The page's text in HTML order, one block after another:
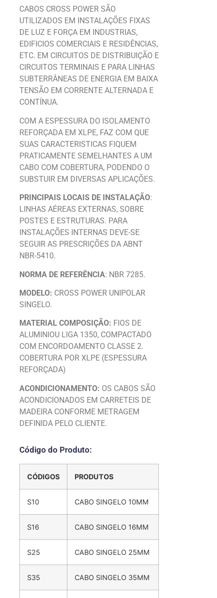
CABOS CROSS POWER SÃO
UTILIZADOS EM INSTALAÇÕES FIXAS
DE LUZ E FORÇA EM INDUSTRIAS,
EDIFICIOS COMERCIAIS E RESIDÊNCIAS,
ETC. EM CIRCUITOS DE DISTRIBUIÇÃO E
CIRCUITOS TERMINAIS E PARA LINHAS
SUBTERRÂNEAS DE ENERGIA EM BAIXA
TENSÃO EM CORRENTE ALTERNADA E
CONTÍNUA.
COM A ESPESSURA DO ISOLAMENTO
REFORÇADA EM XLPE, FAZ COM QUE
SUAS CARACTERISTICAS FIQUEM
PRATICAMENTE SEMELHANTES A UM
CABO COM COBERTURA, PODENDO O
SUBSTUIR EM DIVERSAS APLICAÇÕES.
PRINCIPAIS LOCAIS DE INSTALAÇÃO:
LINHAS AÉREAS EXTERNAS, SOBRE
POSTES E ESTRUTURAS. PARA
INSTALAÇÕES INTERNAS DEVE-SE
SEGUIR AS PRESCRIÇÕES DA ABNT
NBR-5410.
NORMA DE REFERÊNCIA: NBR 7285.
MODELO: CROSS POWER UNIPOLAR
SINGELO.
MATERIAL COMPOSIÇÃO: FIOS DE
ALUMINIOU LIGA 1350, COMPACTADO
COM ENCORDOAMENTO CLASSE 2.
COBERTURA POR XLPE (ESPESSURA
REFORÇADA)
ACONDICIONAMENTO: OS CABOS SÃO
ACONDICIONADOS EM CARRETEIS DE
MADEIRA CONFORME METRAGEM
DEFINIDA PELO CLIENTE.
Código do Produto:
CÓDIGOS PRODUTOS
S10 CABO SINGELO 10MM
S16 CABO SINGELO 16MM
S25 CABO SINGELO 25MM
S35 CABO SINGELO 35MM